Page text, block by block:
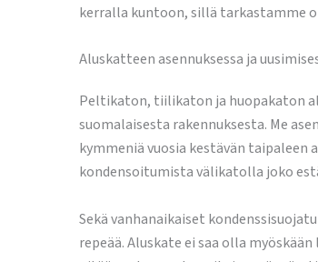
kerralla kuntoon, sillä tarkastamme
Aluskatteen asennuksessa ja
Peltikaton, tiilikaton ja huopakaton
suomalaisesta rakennuksesta. Me
kymmeniä vuosia kestävän
kondensoitumista välikatolla joko
Sekä vanhanaikaiset
repeää. Aluskate ei saa olla